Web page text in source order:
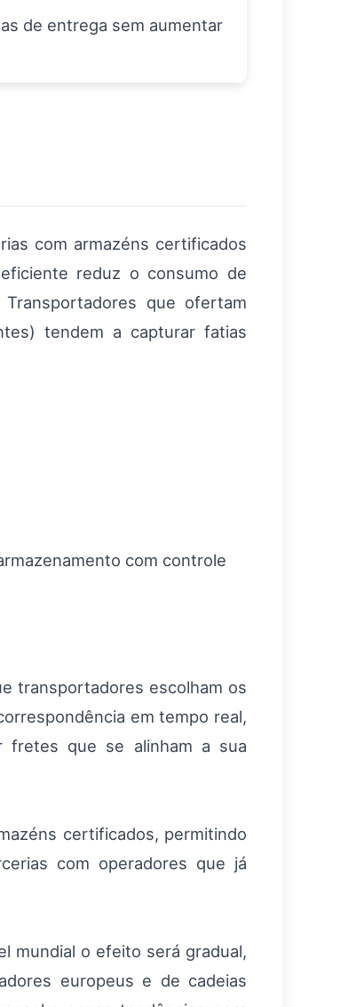
de entrega sem aumentar
com armazéns certificados
reduz o consumo de
que ofertam
tendem a capturar fatias
com controle
transportadores escolham os
em tempo real,
fretes que se alinham a sua
certificados, permitindo
com operadores que já
mundial o efeito será gradual,
europeus e de cadeias